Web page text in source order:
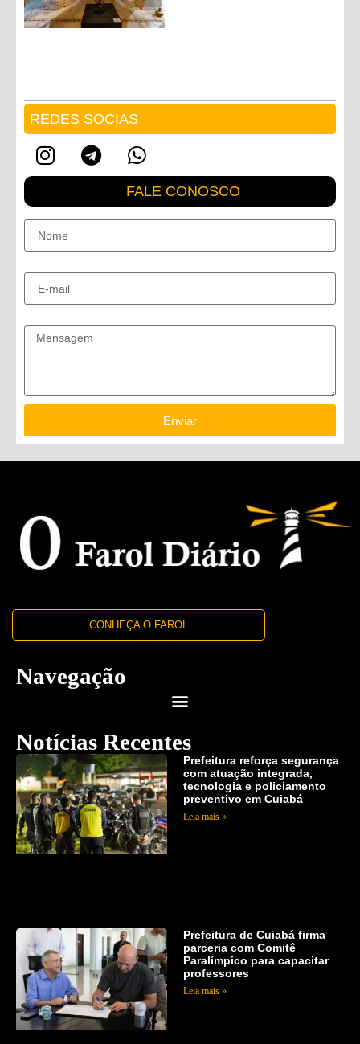
REDES SOCIAS
FALE CONOSCO
Enviar
CONHEÇA O FAROL
Navegação
Notícias Recentes
Prefeitura reforça segurança
com atuação integrada,
tecnologia e policiamento
preventivo em Cuiabá
Leia mais »
Prefeitura de Cuiabá firma
parceria com Comitê
Paralímpico para capacitar
professores
Leia mais »